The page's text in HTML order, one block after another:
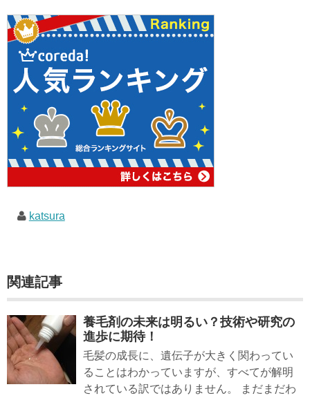
katsura
関連記事
養毛剤の未来は明るい？技術や研究の
進歩に期待！
毛髪の成長に、遺伝子が大きく関わってい
ることはわかっていますが、すべてが解明
されている訳ではありません。 まだまだわ